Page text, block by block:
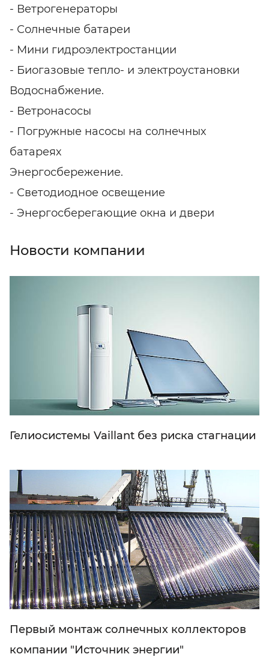
- Ветрогенераторы
- Солнечные батареи
- Мини гидроэлектростанции
- Биогазовые тепло- и электроустановки
Водоснабжение.
- Ветронасосы
- Погружные насосы на солнечных
батареях
Энергосбережение.
- Светодиодное освещение
- Энергосберегающие окна и двери
Новости компании
Гелиосистемы Vaillant без риска стагнации
Первый монтаж солнечных коллекторов
компании "Источник энергии"